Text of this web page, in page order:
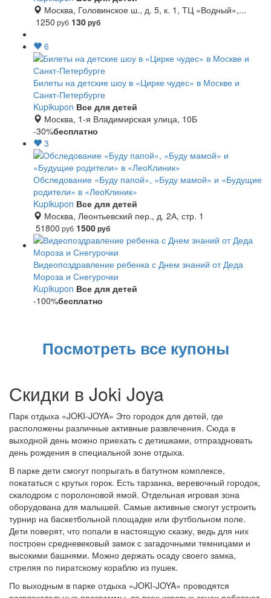
Москва, Головинское ш., д. 5, к. 1, ТЦ «Водный»,...
1250 руб 130руб
6
Билеты на детские шоу в «Цирке чудес» в Москве и
Санкт-Петербурге
Kupikupon Все для детей
Москва, 1-я Владимирская улица, 10Б
-30%бесплатно
3
Обследование «Буду папой», «Буду мамой» и «Будущие
родители» в «ЛеоКлиник»
Kupikupon Все для детей
Москва, Леонтьевский пер., д. 2А, стр. 1
51800 руб 1500руб
Видеопоздравление ребенка с Днем знаний от Деда
Мороза и Снегурочки
Kupikupon Все для детей
-100%бесплатно
Посмотреть все купоны
Скидки в Joki Joya
Парк отдыха «JOKI-JOYA» Это городок для детей, где
расположены различные активные развлечения. Сюда в
выходной день можно приехать с детишками, отпраздновать
день рождения в специальной зоне отдыха.
В парке дети смогут попрыгать в батутном комплексе,
покататься с крутых горок. Есть тарзанка, веревочный городок,
скалодром с поролоновой ямой. Отдельная игровая зона
оборудована для малышей. Самые активные смогут устроить
турнир на баскетбольной площадке или футбольном поле.
Дети поверят, что попали в настоящую сказку, ведь для них
построен средневековый замок с загадочными темницами и
высокими башнями. Можно держать осаду своего замка,
стреляя по пиратскому кораблю из пушек.
По выходным в парке отдыха «JOKI-JOYA» проводятся